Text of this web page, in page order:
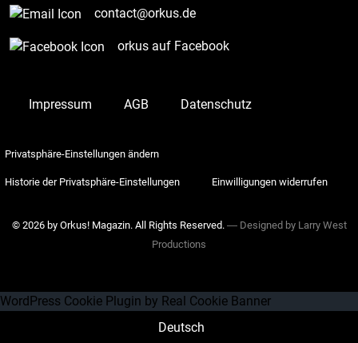
contact@orkus.de
orkus auf Facebook
Impressum AGB Datenschutz
Privatsphäre-Einstellungen ändern
Historie der Privatsphäre-Einstellungen Einwilligungen widerrufen
© 2026 by Orkus! Magazin. All Rights Reserved. ― Designed by Larry West
Productions
WordPress Cookie Plugin by Real Cookie Banner
Deutsch